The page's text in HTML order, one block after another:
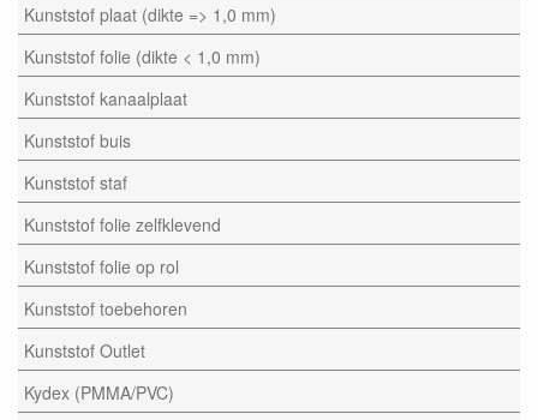
Kunststof plaat (dikte => 1,0 mm)
Kunststof folie (dikte < 1,0 mm)
Kunststof kanaalplaat
Kunststof buis
Kunststof staf
Kunststof folie zelfklevend
Kunststof folie op rol
Kunststof toebehoren
Kunststof Outlet
Kydex (PMMA/PVC)